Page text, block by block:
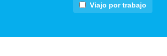
Viajo por trabajo